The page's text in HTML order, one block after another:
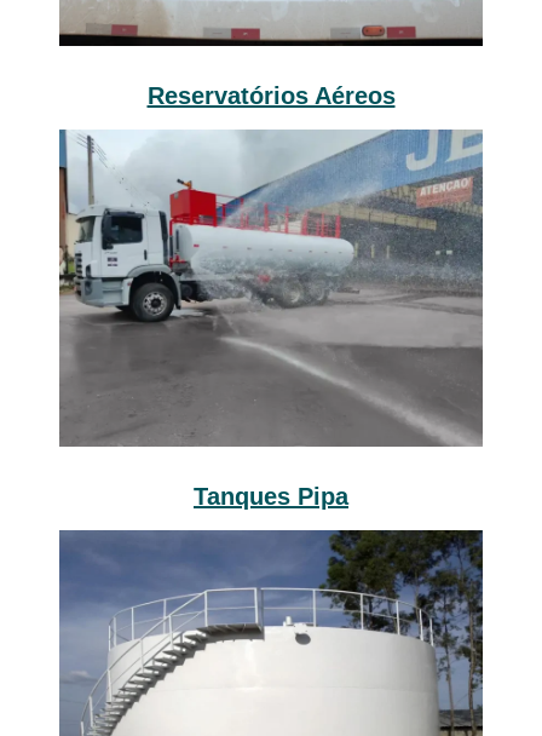
Reservatórios Aéreos
Tanques Pipa